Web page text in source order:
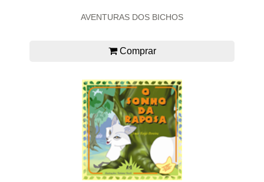
AVENTURAS DOS BICHOS
Comprar